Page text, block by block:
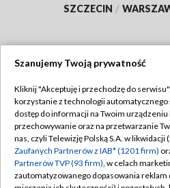
SZCZECIN /
TVP
Abonament TVP
Emisja w TVP
Centrum informacji TVP
Polityka
Moje
Szanujemy Twoją prywatność
Kliknij "Akceptuję i przechodzę do
korzystanie z technologii automatycznego
dostęp do informacji na Twoim
przechowywanie oraz na przetwarzanie
nas, czyli Telewizję Polską S.A. w likwidacji
Zaufanych Partnerów z IAB* (1201 firm)
Partnerów TVP (93 firm), w celach
zautomatyzowanego dopasowania